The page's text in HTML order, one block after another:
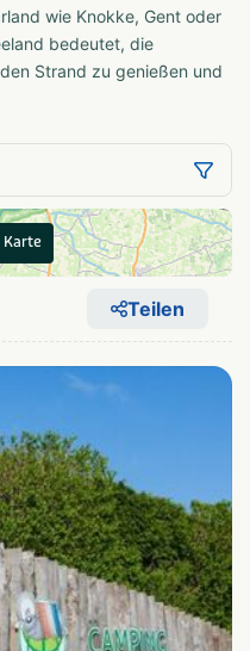
wie Knokke, Gent oder
bedeutet, die
Strand zu genießen und
Karte
Teilen